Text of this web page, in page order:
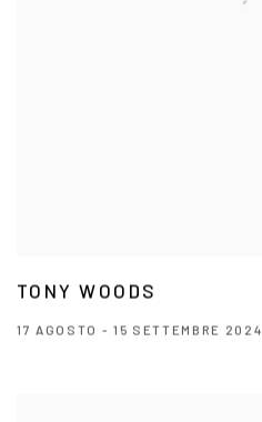
TONY WOODS
17 AGOSTO - 15 SETTEMBRE 2024